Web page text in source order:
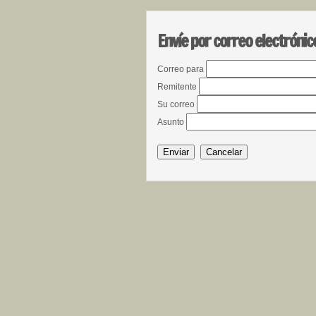
Envíe por correo
Correo para
Remitente
Su correo
Asunto
Enviar Cancelar